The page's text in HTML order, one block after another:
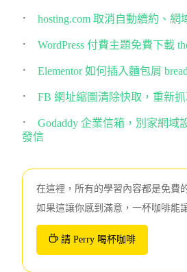
hosting.com 取消自動續約、網
WordPress 付費主題免費下載
Elementor 如何插入麵包屑
FB 網址縮圖清除快取，重新抓
Godaddy 企業信箱，別家網域
發信
在這裡，所有的學習內容都是免費
如果這讓你感到滿意，一杯咖啡能
請 Perry 喝杯咖啡